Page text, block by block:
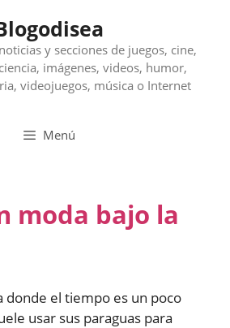
y secciones de juegos, cine,
imágenes, videos, humor,
videojuegos, música o Internet
Menú
moda bajo la
donde el tiempo es un poco
usar sus paraguas para